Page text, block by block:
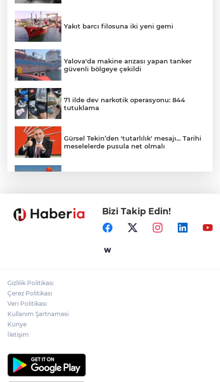
Yakıt barcı filosuna iki yeni gemi
Yalova'da makine arızası yapan tanker
güvenli bölgeye çekildi
71 ilde dev narkotik operasyonu: 844
tutuklama
Gürsel Tekin’den 'tutarlılık' mesajı... Tarihi
meselelerde pusula net olmalı
Samsun’da Alaçam'a yeni yaşam alanı
Yapay zekada onlarca uygulamanın
Bizi Takip Edin!
Gizlilik Politikası
Çerez Politikası
Veri Politikası
Kullanım Şartnamesi
Künye
İletişim